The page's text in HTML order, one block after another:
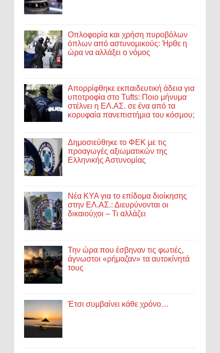
Οπλοφορία και χρήση πυροβόλων
όπλων από αστυνομικούς: Ήρθε η
ώρα να αλλάξει ο νόμος
Απορρίφθηκε εκπαιδευτική άδεια για
υποτροφία στο Tufts: Ποιο μήνυμα
στέλνει η ΕΛ.ΑΣ. σε ένα από τα
κορυφαία πανεπιστήμια του κόσμου;
Δημοσιεύθηκε το ΦΕΚ με τις
προαγωγές αξιωματικών της
Ελληνικής Αστυνομίας
Νέα ΚΥΑ για το επίδομα διοίκησης
στην ΕΛ.ΑΣ.: Διευρύνονται οι
δικαιούχοι – Τι αλλάζει
Την ώρα που έσβηναν τις φωτιές,
άγνωστοι «ρήμαζαν» τα αυτοκίνητά
τους
Έτσι συμβαίνει κάθε χρόνο…